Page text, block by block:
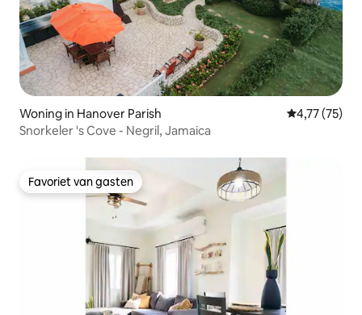
Woning in Hanover Parish Gemiddelde
4,77 (75)
Snorkeler 's Cove - Negril, Jamaica
Favoriet van gasten
Favoriet van gasten